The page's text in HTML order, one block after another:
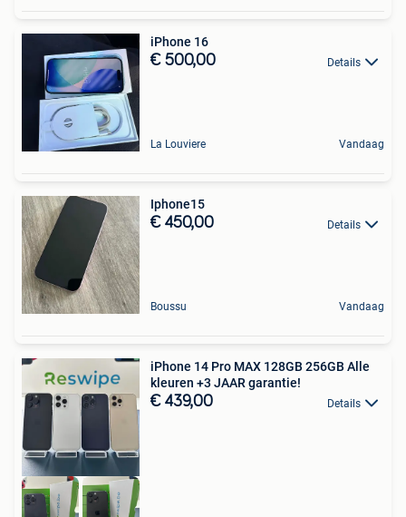
iPhone 16
€ 500,00 Details
La Louviere Vandaag
Iphone15
€ 450,00 Details
Boussu Vandaag
iPhone 14 Pro MAX 128GB 256GB Alle
kleuren +3 JAAR garantie!
€ 439,00 Details